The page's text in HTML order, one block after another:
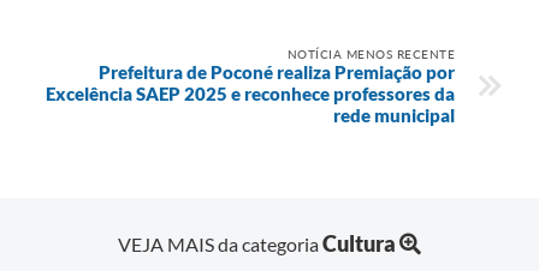
NOTÍCIA MENOS RECENTE
Prefeitura de Poconé realiza Premiação por
Excelência SAEP 2025 e reconhece professores da
rede municipal
VEJA MAIS da categoriaCultura